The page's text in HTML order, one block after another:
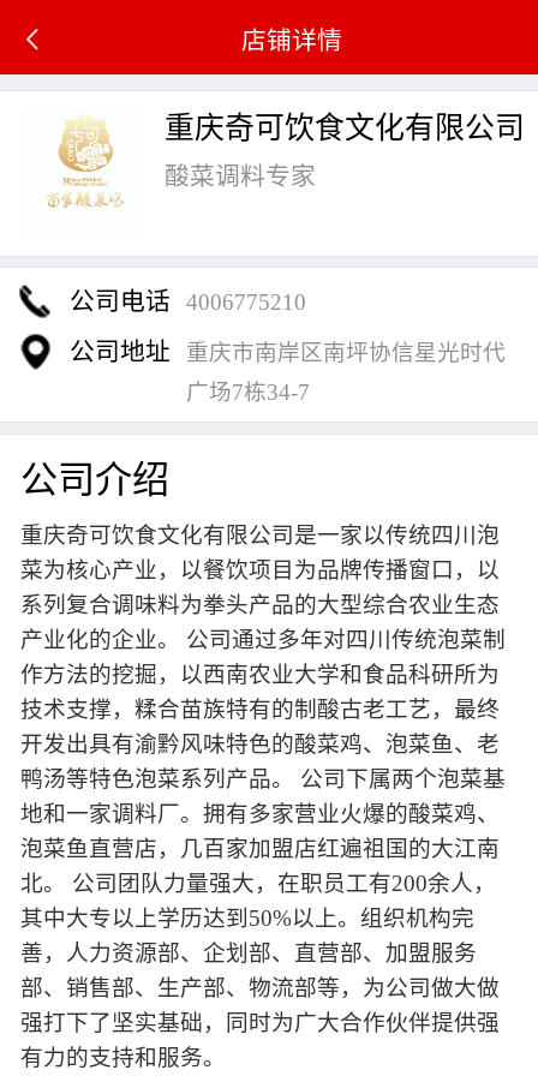
店铺详情
重庆奇可饮食文化有限公司
酸菜调料专家
公司电话 4006775210
公司地址
重庆市南岸区南坪协信星光时代
广场7栋34-7
公司介绍
重庆奇可饮食文化有限公司是一家以传统四川泡
菜为核心产业，以餐饮项目为品牌传播窗口，以
系列复合调味料为拳头产品的大型综合农业生态
产业化的企业。 公司通过多年对四川传统泡菜制
作方法的挖掘，以西南农业大学和食品科研所为
技术支撑，糅合苗族特有的制酸古老工艺，最终
开发出具有渝黔风味特色的酸菜鸡、泡菜鱼、老
鸭汤等特色泡菜系列产品。 公司下属两个泡菜基
地和一家调料厂。拥有多家营业火爆的酸菜鸡、
泡菜鱼直营店，几百家加盟店红遍祖国的大江南
北。 公司团队力量强大，在职员工有200余人，
其中大专以上学历达到50%以上。组织机构完
善，人力资源部、企划部、直营部、加盟服务
部、销售部、生产部、物流部等，为公司做大做
强打下了坚实基础，同时为广大合作伙伴提供强
有力的支持和服务。